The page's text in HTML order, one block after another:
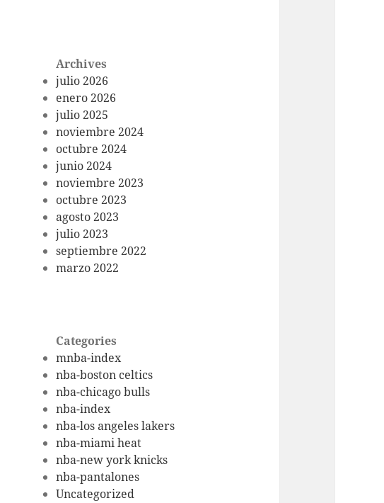
Archives
julio 2026
enero 2026
julio 2025
noviembre 2024
octubre 2024
junio 2024
noviembre 2023
octubre 2023
agosto 2023
julio 2023
septiembre 2022
marzo 2022
Categories
mnba-index
nba-boston celtics
nba-chicago bulls
nba-index
nba-los angeles lakers
nba-miami heat
nba-new york knicks
nba-pantalones
Uncategorized